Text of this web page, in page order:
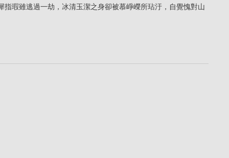
瑕雖逃過一劫，冰清玉潔之身卻被慕崢嶸所玷汙，自覺愧對山